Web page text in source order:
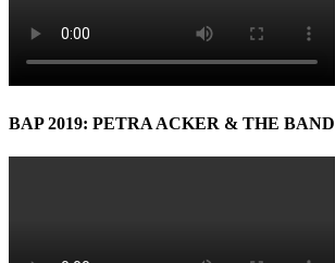
BAP 2019: PETRA ACKER & THE BAND